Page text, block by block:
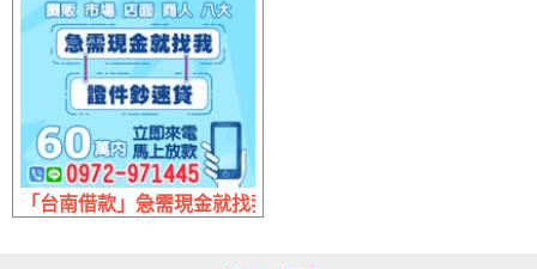
「台南借款」急需現金就找我 證件超速貸 | 60萬內 來電立即